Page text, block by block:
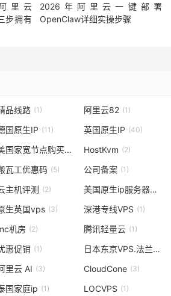
里云
步拥有
2026年阿里云一键部署
OpenClaw详细实操步骤
品线路 (1) 阿里云82 (1)
国原生IP (11) 英国原生IP (40)
美国家宽节点购买 HostKvm (2)
瓦工优惠码 (5) 公司备案 (1)
主机评测 (2) 美国原生ip服务器
生英国vps (3) 深港专线VPS (1)
机房 (2) 腾讯轻量云 (1)
惠促销 (1)
日本东京VPS.法兰克福vps
里云 AI (3) CloudCone (3)
国家庭ip (1) LOCVPS (1)